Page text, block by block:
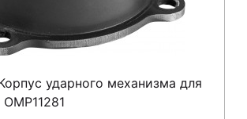
ударного механизма для